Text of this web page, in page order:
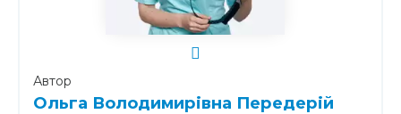
Автор
Ольга Володимирівна Передерій